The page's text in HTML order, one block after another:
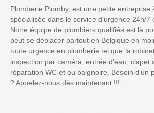
Plomberie Plomby, est une petite entreprise
spécialisée dans le service d’urgence 24h/7
Notre équipe de plombiers qualifiés est là
peut se déplacer partout en Belgique en
toute urgence en plomberie tel que la
inspection par caméra, entrée d'eau, clapet
réparation WC et ou baignoire. Besoin d'un
? Appelez-nous dès maintenant !!!